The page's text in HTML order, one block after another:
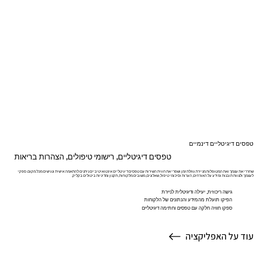
טפסים דיגיטליים, רישומי טיפולים, הצהרות בריאות
טפסים דיגיטליים דינמיים
עוד על האפליקציה
שחררי את עצמך ואת המטופלות מניירת גוזלת זמן ושפרי את חווית השירות עם טפסים דיגיטליים אינטואיטיביים ניתנים להתאמה אישית ונגישים מכל מקום. ספקי
לעצמך ולצוות תובנות ומידע על האורחים, הערות וסיכומי טיפול, שאלונים, משובים מלקוחות, תקנון ומדיניות ביטולים בקליק.
גישה ריכוזית, יעילה ודיגיטלית לניירת
הפיקו תועלת מהמידע והנתונים של הלקוחות
ספקו חוויה חלקה עם טפסים וחתימה דיגיטליים